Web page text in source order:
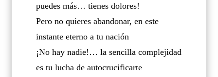
puedes más… tienes dolores!
Pero no quieres abandonar, en este
instante eterno a tu nación
¡No hay nadie!… la sencilla complejidad
es tu lucha de autocrucificarte